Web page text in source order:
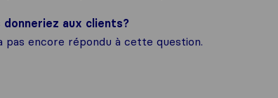
aux clients?
encore répondu à cette question.